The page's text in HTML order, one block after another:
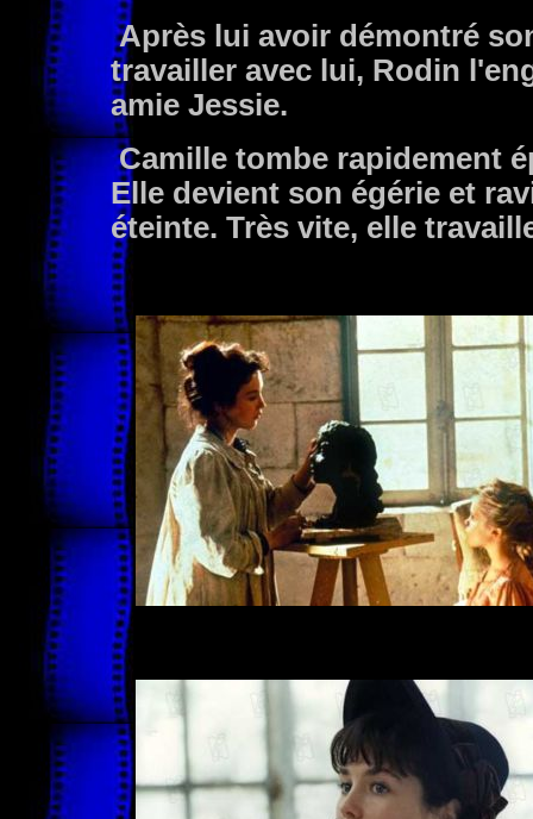
Après lui avoir démontré
travailler avec lui, Rodin
amie Jessie.
Camille tombe rapidement
Elle devient son égérie et
éteinte. Très vite, elle